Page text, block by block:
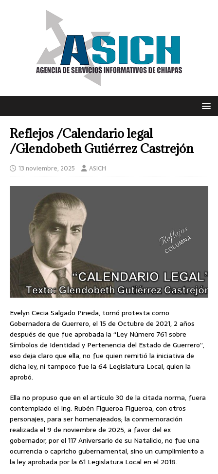
Reflejos /Calendario legal
/Glendobeth Gutiérrez Castrejón
13 noviembre, 2025 ASICH
Evelyn Cecia Salgado Pineda, tomó protesta como
Gobernadora de Guerrero, el 15 de Octubre de 2021, 2 años
después de que fue aprobada la “Ley Número 761 sobre
Símbolos de Identidad y Pertenencia del Estado de Guerrero”,
eso deja claro que ella, no fue quien remitió la iniciativa de
dicha ley, ni tampoco fue la 64 Legislatura Local, quien la
aprobó.
Ella no propuso que en el artículo 30 de la citada norma, fuera
contemplado el Ing. Rubén Figueroa Figueroa, con otros
personajes, para ser homenajeados; la conmemoración
realizada el 9 de noviembre de 2025, a favor del ex
gobernador, por el 117 Aniversario de su Natalicio, no fue una
ocurrencia o capricho gubernamental, sino un cumplimiento a
la ley aprobada por la 61 Legislatura Local en el 2018.